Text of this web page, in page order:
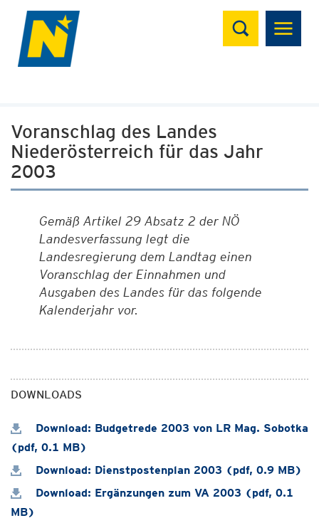
Suchen
Voranschlag des Landes
Niederösterreich für das Jahr
2003
Gemäß Artikel 29 Absatz 2 der NÖ
Landesverfassung legt die
Landesregierung dem Landtag einen
Voranschlag der Einnahmen und
Ausgaben des Landes für das folgende
Kalenderjahr vor.
DOWNLOADS
Download: Budgetrede 2003 von LR Mag. Sobotka
(pdf, 0.1 MB)
Download: Dienstpostenplan 2003 (pdf, 0.9 MB)
Download: Ergänzungen zum VA 2003 (pdf, 0.1
MB)